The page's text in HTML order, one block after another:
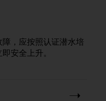
，应按照认证潜水培
安全上升。